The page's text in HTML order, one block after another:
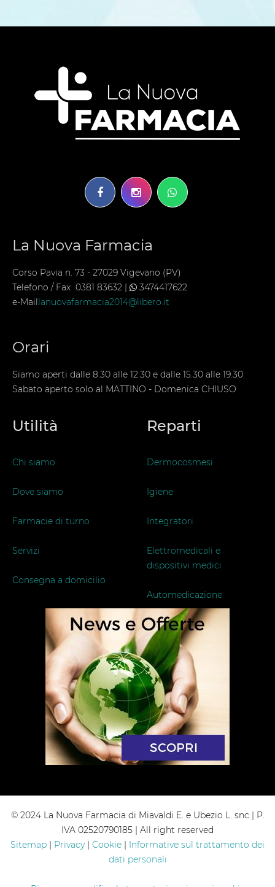
La Nuova Farmacia
Corso Pavia n. 73 - 27029 Vigevano (PV)
Telefono / Fax 0381 83632 |
3474417622
e-Maillanuovafarmacia2014@libero.it
Orari
Siamo aperti dalle 8.30 alle 12.30 e dalle 15.30 alle 19.30
Sabato aperto solo al MATTINO - Domenica CHIUSO
Utilità
Chi siamo
Dove siamo
Farmacie di turno
Servizi
Consegna a domicilio
Reparti
Dermocosmesi
Igiene
Integratori
Elettromedicali e
dispositivi medici
Automedicazione
© 2024 La Nuova Farmacia di Miavaldi E. e Ubezio L. snc | P.
IVA 02520790185 | All right reserved
Sitemap | Privacy | Cookie | Informative sul trattamento dei
dati personali